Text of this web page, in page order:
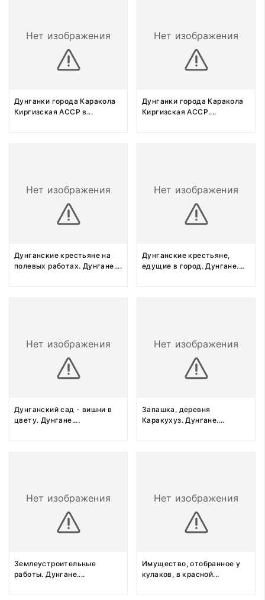
Нет изображения
Дунганки города Каракола
Киргизская АССР в...
Нет изображения
Дунганки города Каракола
Киргизская АССР....
Нет изображения
Дунганские крестьяне на
полевых работах. Дунгане....
Нет изображения
Дунганские крестьяне,
едущие в город. Дунгане....
Нет изображения
Дунганский сад - вишни в
цвету. Дунгане....
Нет изображения
Запашка, деревня
Каракухуз. Дунгане....
Нет изображения
Землеустроительные
работы. Дунгане....
Нет изображения
Имущество, отобранное у
кулаков, в красной...